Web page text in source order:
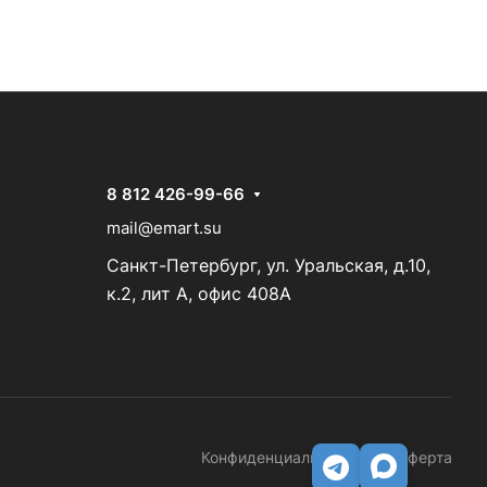
8 812 426-99-66
mail@emart.su
Санкт-Петербург, ул. Уральская, д.10,
к.2, лит А, офис 408А
Конфиденциальность Оферта